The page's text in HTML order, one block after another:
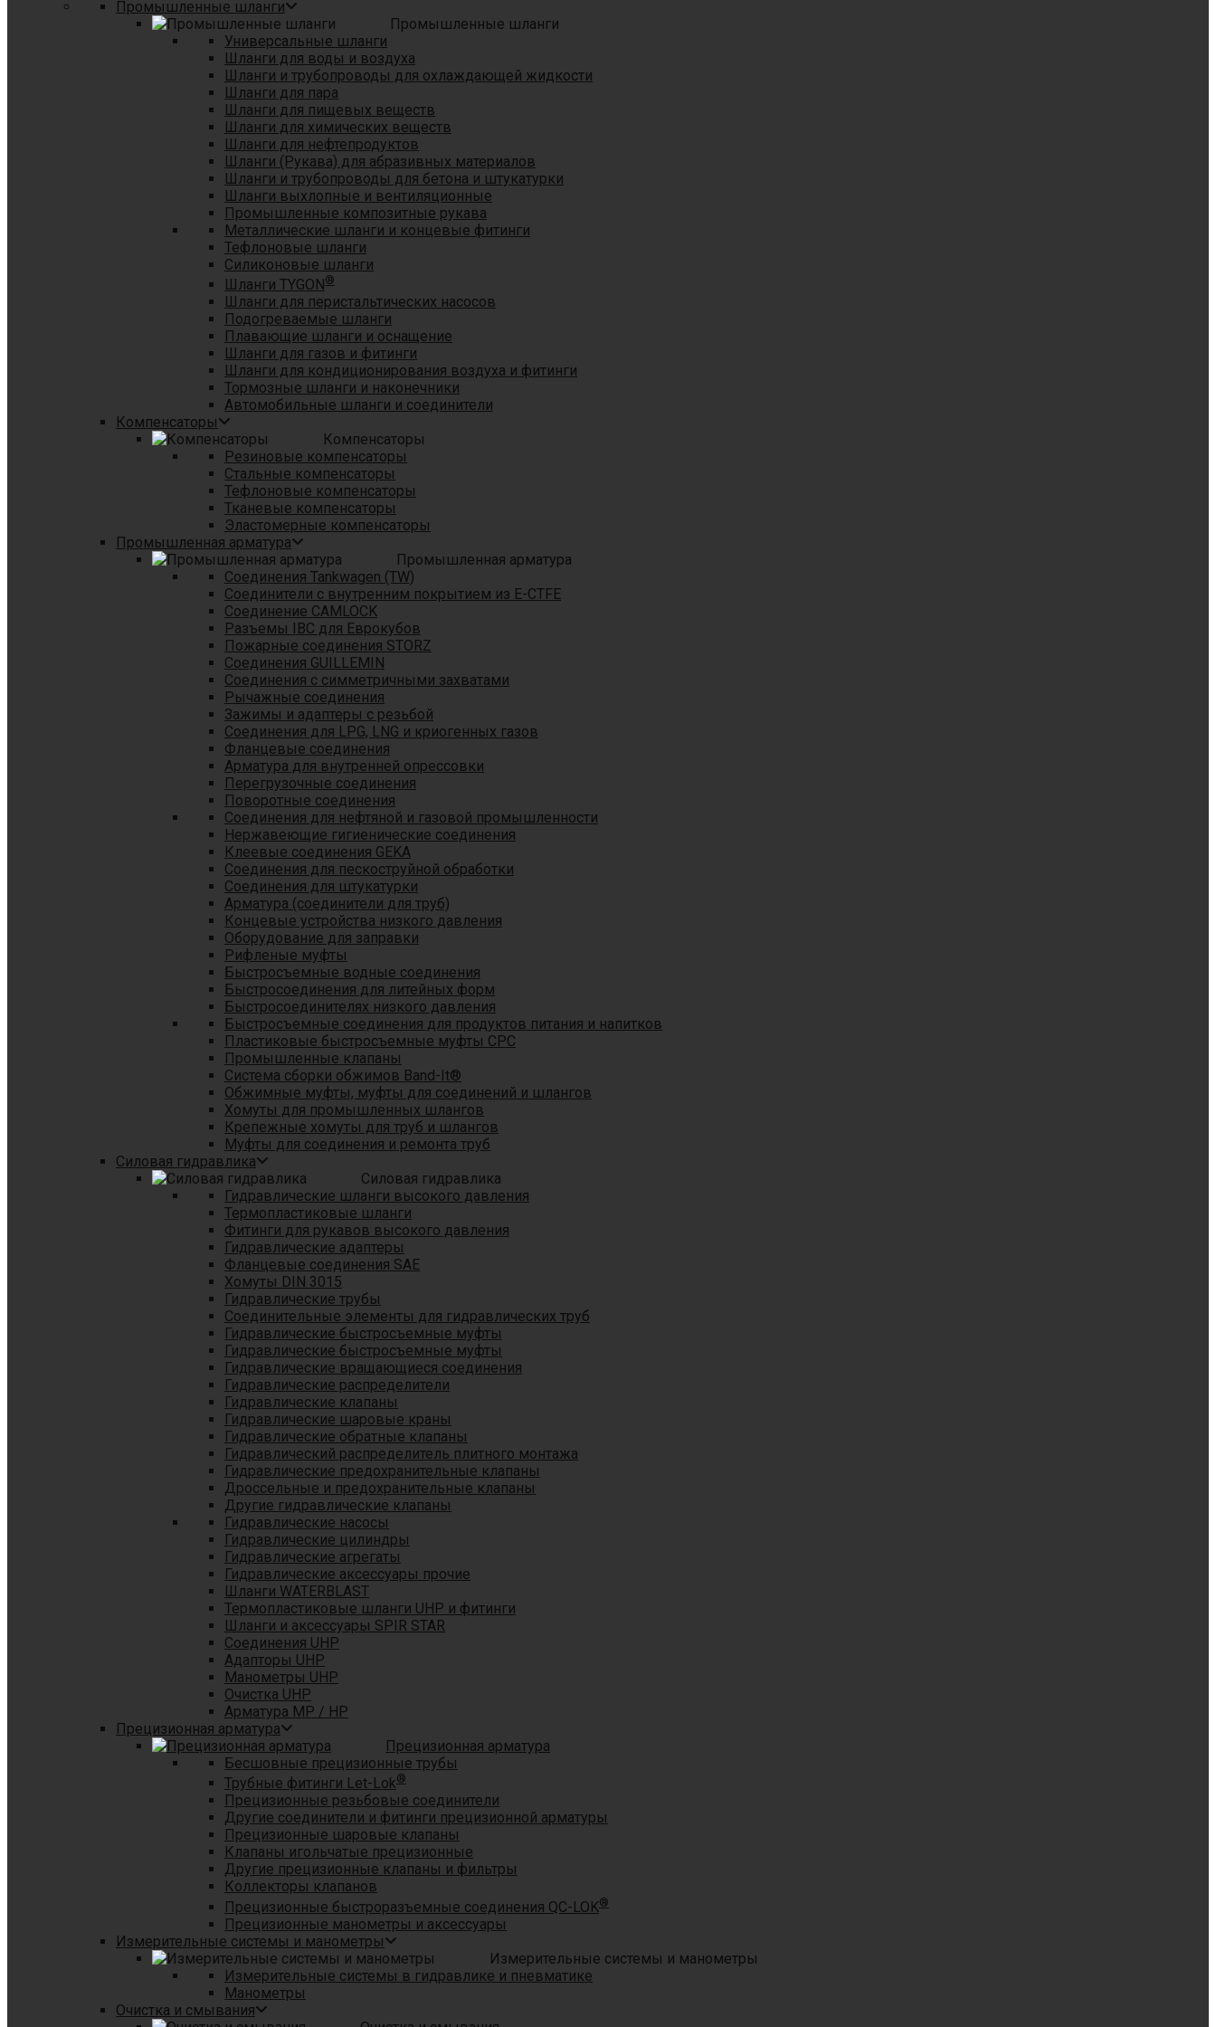
Промышленные шланги
Промышленные шланги
Универсальные шланги
Шланги для воды и воздуха
Шланги и трубопроводы для охлаждающей жидкости
Шланги для пара
Шланги для пищевых веществ
Шланги для химических веществ
Шланги для нефтепродуктов
Шланги (Рукава) для абразивных материалов
Шланги и трубопроводы для бетона и штукатурки
Шланги выхлопные и вентиляционные
Промышленные композитные рукава
Металлические шланги и концевые фитинги
Тефлоновые шланги
Силиконовые шланги
Шланги TYGON®
Шланги для перистальтических насосов
Подогреваемые шланги
Плавающие шланги и оснащение
Шланги для газов и фитинги
Шланги для кондиционирования воздуха и фитинги
Тормозные шланги и наконечники
Автомобильные шланги и соединители
Компенсаторы
Компенсаторы
Резиновые компенсаторы
Стальные компенсаторы
Тефлоновые компенсаторы
Тканевые компенсаторы
Эластомерные компенсаторы
Промышленная арматура
Промышленная арматура
Соединения Tankwagen (TW)
Соединители с внутренним покрытием из E-CTFE
Соединение CAMLOCK
Разъемы IBC для Еврокубов
Пожарные соединения STORZ
Соединения GUILLEMIN
Соединения с симметричными захватами
Рычажные соединения
Зажимы и адаптеры с резьбой
Соединения для LPG, LNG и криогенных газов
Фланцевые соединения
Арматура для внутренней опрессовки
Перегрузочные соединения
Поворотные соединения
Соединения для нефтяной и газовой промышленности
Нержавеющие гигиенические соединения
Клеевые соединения GEKA
Соединения для пескоструйной обработки
Cоединения для штукатурки
Арматура (соединители для труб)
Концевые устройства низкого давления
Оборудование для заправки
Рифленые муфты
Быстросъемные водные соединения
Быстросоединения для литейных форм
Быстросоединителях низкого давления
Быстросъемные соединения для продуктов питания и напитков
Пластиковые быстросъемные муфты CPC
Промышленные клапаны
Система сборки обжимов Band-It®
Обжимные муфты, муфты для соединений и шлангов
Хомуты для промышленных шлангов
Крепежные хомуты для труб и шлангов
Муфты для соединения и ремонта труб
Силовая гидравлика
Силовая гидравлика
Гидравлические шланги высокого давления
Термопластиковые шланги
Фитинги для рукавов высокого давления
Гидравлические адаптеры
Фланцевые соединения SAE
Хомуты DIN 3015
Гидравлические трубы
Соединительные элементы для гидравлических труб
Гидравлические быстросъемные муфты
Гидравлические быстросъемные муфты
Гидравлические вращающиеся соединения
Гидравлические распределители
Гидравлические клапаны
Гидравлические шаровые краны
Гидравлические обратные клапаны
Гидравлический распределитель плитного монтажа
Гидравлические предохранительные клапаны
Дроссельные и предохранительные клапаны
Другие гидравлические клапаны
Гидравлические насосы
Гидравлические цилиндры
Гидравлические агрегаты
Гидравлические аксессуары прочие
Шланги WATERBLAST
Термопластиковые шланги UHP и фитинги
Шланги и аксессуары SPIR STAR
Соединения UHP
Адапторы UHP
Манометры UHP
Очистка UHP
Арматура MP / HP
Прецизионная арматура
Прецизионная арматура
Бесшовные прецизионные трубы
Трубные фитинги Let-Lok®
Прецизионные резьбовые соединители
Другие соединители и фитинги прецизионной арматуры
Прецизионные шаровые клапаны
Клапаны игольчатые прецизионные
Другие прецизионные клапаны и фильтры
Коллекторы клапанов
Прецизионные быстроразъемные соединения QC-LOK®
Прецизионные манометры и аксессуары
Измерительные системы и манометры
Измерительные системы и манометры
Измерительные системы в гидравлике и пневматике
Манометры
Очистка и смывания